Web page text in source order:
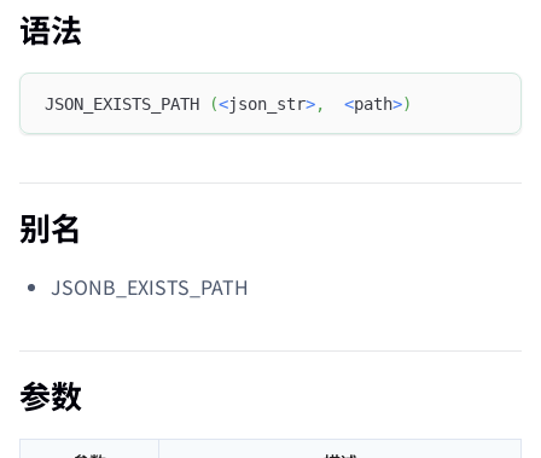
语法
JSON_EXISTS_PATH (<json_str>, <path>)
别名
JSONB_EXISTS_PATH
参数